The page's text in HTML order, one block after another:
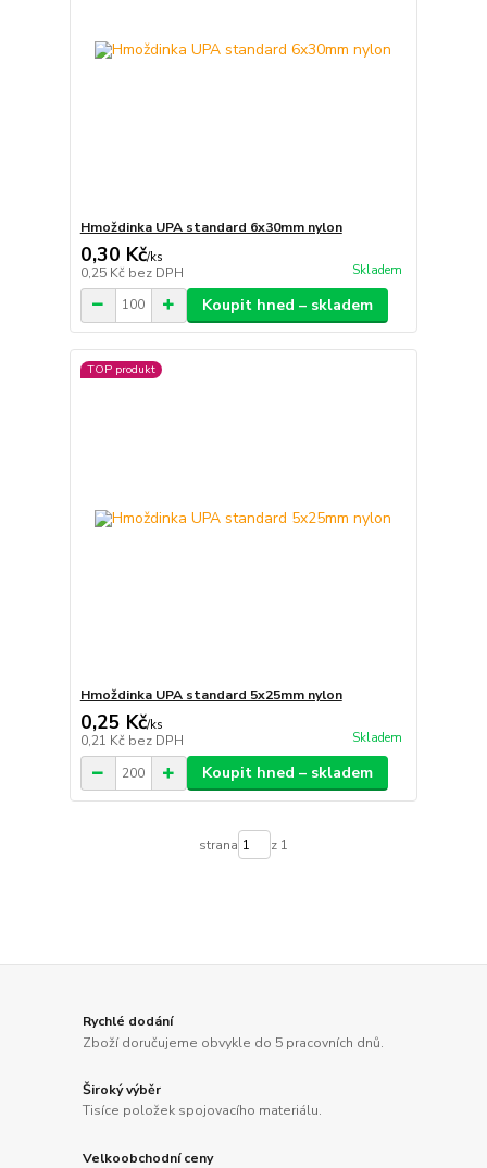
Hmoždinka UPA standard 6x30mm nylon
0,30 Kč/ks
0,25 Kč bez DPH Skladem
Koupit hned – skladem
TOP produkt
Hmoždinka UPA standard 5x25mm nylon
0,25 Kč/ks
0,21 Kč bez DPH Skladem
Koupit hned – skladem
strana z 1
Rychlé dodání
Zboží doručujeme obvykle do 5 pracovních dnů.
Široký výběr
Tisíce položek spojovacího materiálu.
Velkoobchodní ceny